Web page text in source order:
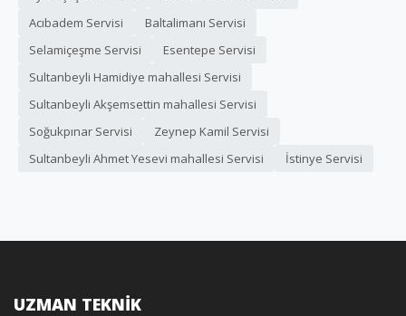
Acıbadem Servisi
Baltalimanı Servisi
Selamiçeşme Servisi
Esentepe Servisi
Sultanbeyli Hamidiye mahallesi Servisi
Sultanbeyli Akşemsettin mahallesi Servisi
Soğukpınar Servisi
Zeynep Kamil Servisi
Sultanbeyli Ahmet Yesevi mahallesi Servisi
İstinye Servisi
UZMAN TEKNİK